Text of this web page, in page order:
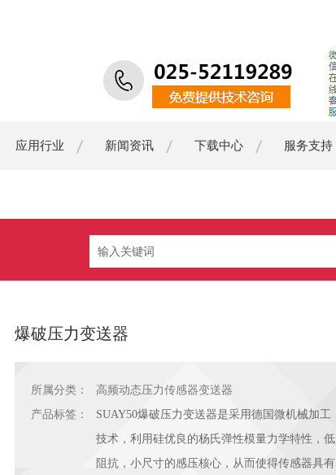
应用行业 新闻资讯 下载中心 服务支持
爆破压力变送器
所属分类：
高频动态压力传感器变送器
产品标签：
SUAY50爆破压力变送器是采用德国微机械加工
技术，利用硅优良的杨氏弹性模量力学特性，低
阻抗，小尺寸的感压核心，从而使得传感器具有